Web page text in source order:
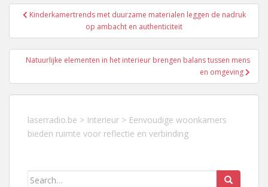
Berichtnavigatie
Kinderkamertrends met duurzame materialen leggen de nadruk
op ambacht en authenticiteit
Natuurlijke elementen in het interieur brengen balans tussen mens
en omgeving
laserradio.be > Interieur > Eenvoudige woonkamers
bieden ruimte voor reflectie en verbinding
Search